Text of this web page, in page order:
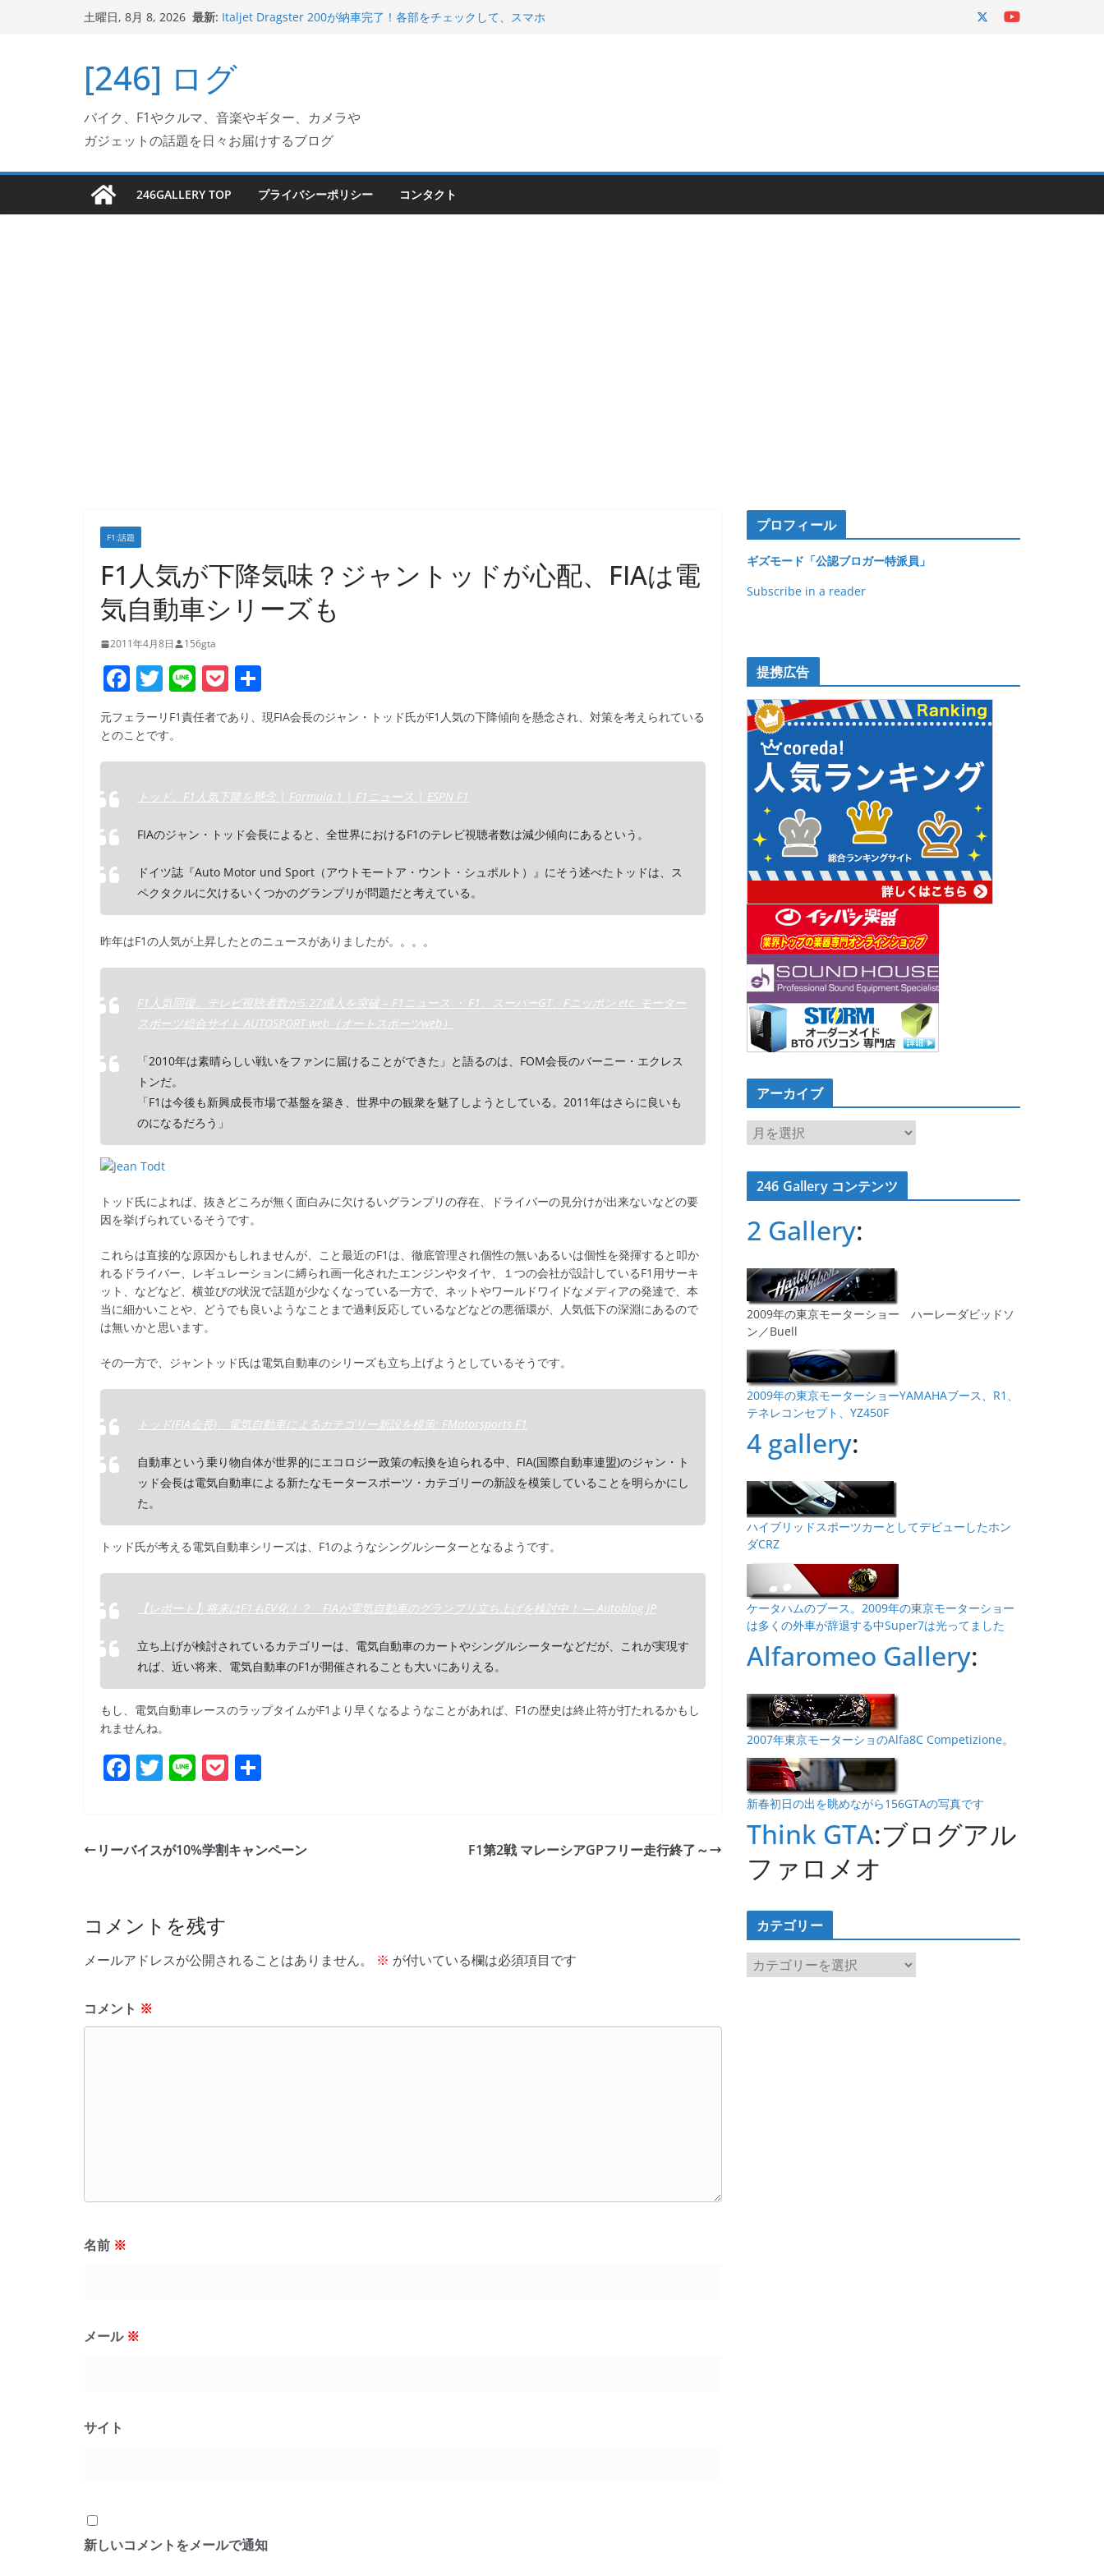
キ
プ
土曜日, 8月 8, 2026 最新: Italjet Dragster 200が納車完了！各部をチェックして、スマホ
Ken Block 逝去
岩手県奥州市へのふるさと納税で KGR HARMONY 南部鉄器エ
Italjet Dragster 200のフロントISSサスの動きが判ったらコーナ
リングが楽しくなった
[246] ログ
バイク、F1やクルマ、音楽やギター、カメラや
ガジェットの話題を日々お届けするブログ
246GALLERY TOP プライバシーポリシー コンタクト
F1:話題
F1人気が下降気味？ジャントッドが心配、FIAは電
気自動車シリーズも
2011年4月8日 156gta
F
a
c
e
b
o
o
k
T
w
itt
er
Li
n
e
P
o
ck
et
有
元フェラーリF1責任者であり、現FIA会長のジャン・トッド氏がF1人気の下降傾向を懸念され、対策を考えられている
とのことです。
トッド、F1人気下降を懸念 | Formula 1 | F1ニュース | ESPN F1
FIAのジャン・トッド会長によると、全世界におけるF1のテレビ視聴者数は減少傾向にあるという。
ドイツ誌『Auto Motor und Sport（アウトモートア・ウント・シュポルト）』にそう述べたトッドは、ス
ペクタクルに欠けるいくつかのグランプリが問題だと考えている。
昨年はF1の人気が上昇したとのニュースがありましたが。。。。
F1人気回復。テレビ視聴者数が5.27億人を突破 – F1ニュース ・ F1、スーパーGT、Fニッポン etc. モーター
スポーツ総合サイト AUTOSPORT web（オートスポーツweb）
「2010年は素晴らしい戦いをファンに届けることができた」と語るのは、FOM会長のバーニー・エクレス
トンだ。
「F1は今後も新興成長市場で基盤を築き、世界中の観衆を魅了しようとしている。2011年はさらに良いも
のになるだろう」
トッド氏によれば、抜きどころが無く面白みに欠けるいグランプリの存在、ドライバーの見分けが出来ないなどの要
因を挙げられているそうです。
これらは直接的な原因かもしれませんが、こと最近のF1は、徹底管理され個性の無いあるいは個性を発揮すると叩か
れるドライバー、レギュレーションに縛られ画一化されたエンジンやタイヤ、１つの会社が設計しているF1用サーキ
ット、などなど、横並びの状況で話題が少なくなっている一方で、ネットやワールドワイドなメディアの発達で、本
当に細かいことや、どうでも良いようなことまで過剰反応しているなどなどの悪循環が、人気低下の深淵にあるので
は無いかと思います。
その一方で、ジャントッド氏は電気自動車のシリーズも立ち上げようとしているそうです。
トッド(FIA会長)、電気自動車によるカテゴリー新設を模策: FMotorsports F1
自動車という乗り物自体が世界的にエコロジー政策の転換を迫られる中、FIA(国際自動車連盟)のジャン・ト
ッド会長は電気自動車による新たなモータースポーツ・カテゴリーの新設を模策していることを明らかにし
た。
トッド氏が考える電気自動車シリーズは、F1のようなシングルシーターとなるようです。
【レポート】将来はF1もEV化！？ FIAが電気自動車のグランプリ立ち上げを検討中！ — Autoblog JP
立ち上げが検討されているカテゴリーは、電気自動車のカートやシングルシーターなどだが、これが実現す
れば、近い将来、電気自動車のF1が開催されることも大いにありえる。
もし、電気自動車レースのラップタイムがF1より早くなるようなことがあれば、F1の歴史は終止符が打たれるかもし
れませんね。
F
e
o
k
T
er
Li P
et
リーバイスが10%学割キャンペーン F1第2戦 マレーシアGPフリー走行終了～
コメントを残す
メールアドレスが公開されることはありません。 ※ が付いている欄は必須項目です
コメント ※
名前 ※
メール ※
サイト
新しいコメントをメールで通知
プロフィール
ギズモード「公認ブロガー特派員」
Subscribe in a reader
提携広告
アーカイブ
ア
ー
カ
イ246 Gallery コンテンツ
2 Gallery:
2009年の東京モーターショー ハーレーダビッドソ
ン／Buell
2009年の東京モーターショーYAMAHAブース、R1、
テネレコンセプト、YZ450F
4 gallery:
ハイブリッドスポーツカーとしてデビューしたホン
ダCRZ
ケータハムのブース。2009年の東京モーターショー
は多くの外車が辞退する中Super7は光ってました
Alfaromeo Gallery:
2007年東京モーターショのAlfa8C Competizione。
新春初日の出を眺めながら156GTAの写真です
Think GTA:ブログアル
ファロメオ
カテゴリー
カ
テ